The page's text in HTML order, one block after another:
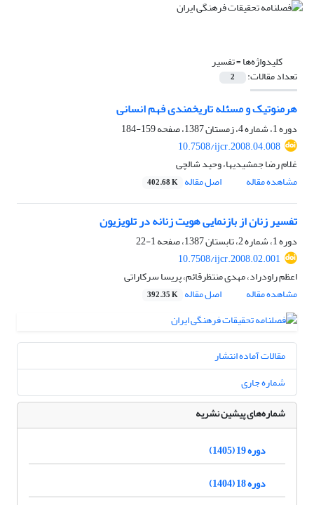
کلیدواژه‌ها =تفسیر
تعداد مقالات: 2
هرمنوتیک و مسئله تاریخمندی فهم انسانی
دوره 1، شماره 4، زمستان 1387، صفحه
159-184
10.7508/ijcr.2008.04.008
غلام رضا جمشیدیها، وحید شالچی
مشاهده مقاله
اصل مقاله 402.68 K
تفسیر زنان از بازنمایی هویت زنانه در تلویزیون
دوره 1، شماره 2، تابستان 1387، صفحه
1-22
10.7508/ijcr.2008.02.001
اعظم راودراد، مهدی منتظرقائم، پریسا سرکاراتی
مشاهده مقاله
اصل مقاله 392.35 K
مقالات آماده انتشار
شماره جاری
شماره‌های پیشین نشریه
دوره 19 (1405)
دوره 18 (1404)